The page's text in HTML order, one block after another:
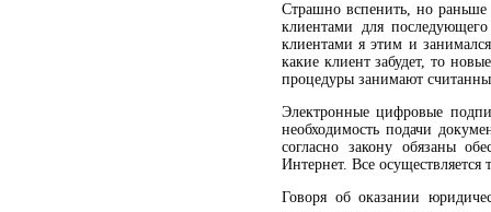
Страшно вспенить, но раньше
клиентами для
клиентами я этим и
какие клиент забудет, то
процедуры занимают
Электронные цифровые
необходимость подачи
согласно закону обязаны
Интернет. Все
Говоря об оказании